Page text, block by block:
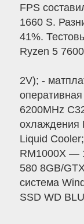
FPS
1660 S.
41%.
Ryzen 5
2V); -
6200MHz
охлаждения
Liquid
RM1000X —
580 8GB/
система
SSD WD